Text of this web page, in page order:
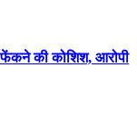
फेंकने की कोशिश, आरोपी